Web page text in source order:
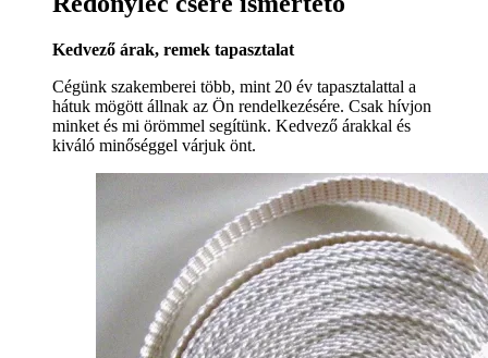
Kedvező árak, remek tapasztalat
Cégünk szakemberei több, mint 20 év tapasztalattal a
hátuk mögött állnak az Ön rendelkezésére. Csak hívjon
minket és mi örömmel segítünk. Kedvező árakkal és
kiváló minőséggel várjuk önt.